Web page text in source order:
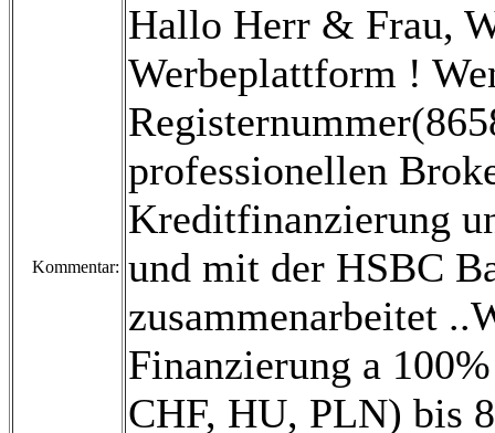
Kommentar:
Hallo Herr & Frau,
Werbeplattform !
professionellen
Kreditfinanzierung
und mit der HSBC
zusammenarbeitet
Finanzierung a
CHF, HU, PLN) bis